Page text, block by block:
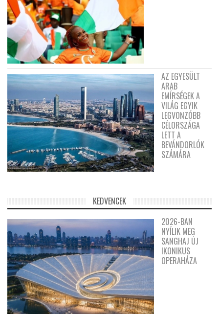
AZ EGYESÜLT
ARAB
EMÍRSÉGEK A
VILÁG EGYIK
LEGVONZÓBB
CÉLORSZÁGA
LETT A
BEVÁNDORLÓK
SZÁMÁRA
KEDVENCEK
2026-BAN
NYÍLIK MEG
SANGHAJ ÚJ
IKONIKUS
OPERAHÁZA